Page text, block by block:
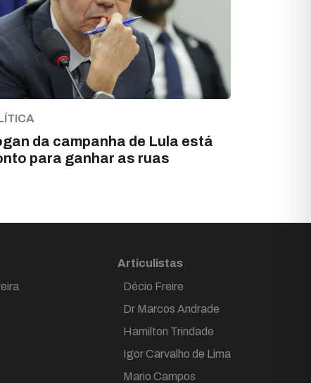
da campanha de Lula está
para ganhar as ruas
Articulistas
Décio Freire
Dr Marcos Andrade
Hamilton Trindade
Igor Carvalho de Lima
Mario Campos